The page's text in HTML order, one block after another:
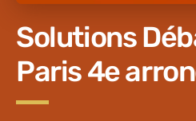
Solutions
Paris 4e